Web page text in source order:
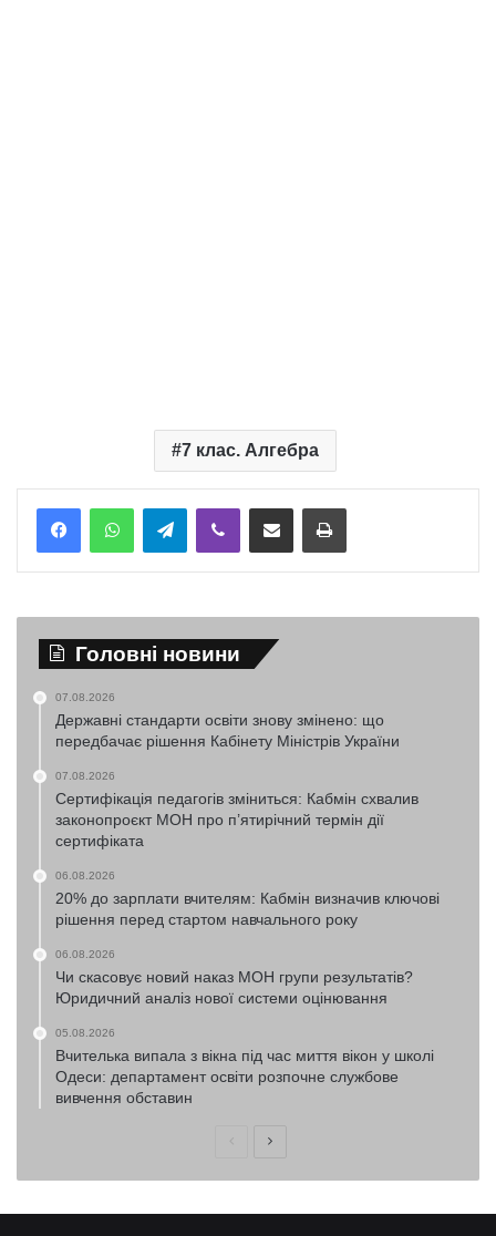
7 клас. Алгебра
TelegramViber Надіслати електронною поштоюНадрукувати
Головні новини
07.08.2026
Державні стандарти освіти знову змінено: що
передбачає рішення Кабінету Міністрів України
07.08.2026
Сертифікація педагогів зміниться: Кабмін схвалив
законопроєкт МОН про п’ятирічний термін дії
сертифіката
06.08.2026
20% до зарплати вчителям: Кабмін визначив ключові
рішення перед стартом навчального року
06.08.2026
Чи скасовує новий наказ МОН групи результатів?
Юридичний аналіз нової системи оцінювання
05.08.2026
Вчителька випала з вікна під час миття вікон у школі
Одеси: департамент освіти розпочне службове
вивчення обставин
ПопередняНаступна